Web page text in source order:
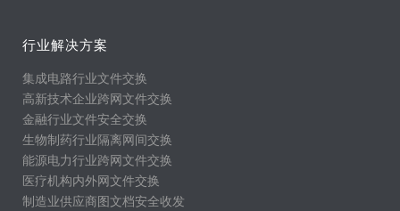
行业解决方案
集成电路行业文件交换
高新技术企业跨网文件交换
金融行业文件安全交换
生物制药行业隔离网间交换
能源电力行业跨网文件交换
医疗机构内外网文件交换
制造业供应商图文档安全收发